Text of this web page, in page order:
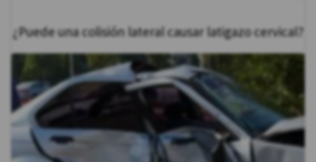
¿Puede una colisión lateral causar latigazo cervical?